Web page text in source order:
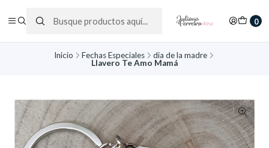
0
Inicio Fechas Especiales
dia de la madre
Llavero Te Amo Mamá